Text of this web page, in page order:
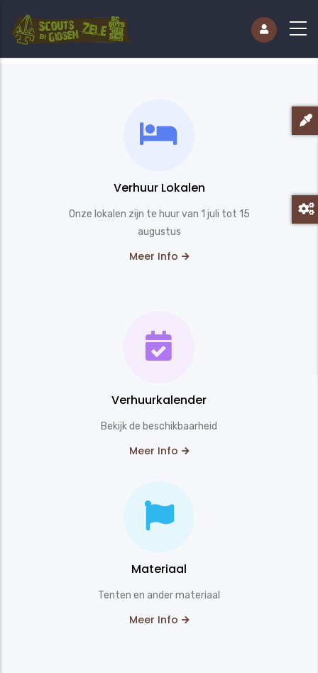
Verhuur Lokalen
Onze lokalen zijn te huur van 1 juli tot 15
augustus
Meer Info
Verhuurkalender
Bekijk de beschikbaarheid
Meer Info
Materiaal
Tenten en ander materiaal
Meer Info